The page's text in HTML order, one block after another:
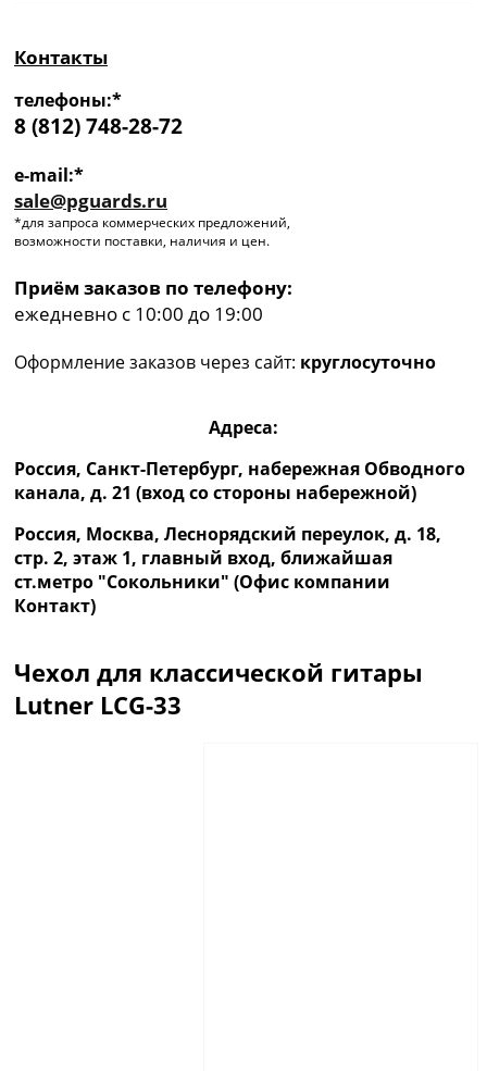
Контакты
телефоны:*
8 (812) 748-28-72
e-mail:*
sale@pguards.ru
*для запроса коммерческих предложений,
возможности поставки, наличия и цен.
Приём заказов по телефону:
ежедневно с 10:00 до 19:00
Оформление заказов через сайт: круглосуточно
Адреса:
Россия, Санкт-Петербург, набережная Обводного
канала, д. 21 (вход со стороны набережной)
Россия, Москва, Леснорядский переулок, д. 18,
стр. 2, этаж 1, главный вход, ближайшая
ст.метро "Сокольники" (Офис компании
Контакт)
Чехол для классической гитары
Lutner LCG-33